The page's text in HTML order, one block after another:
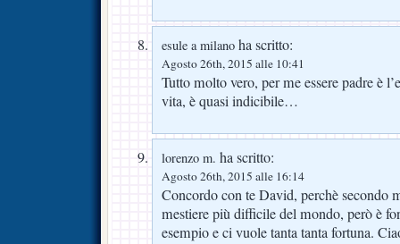
esule a milano ha scritto:
Agosto 26th, 2015 alle 10:41
Tutto molto vero, per me essere padre è
vita, è quasi indicibile…
lorenzo m. ha scritto:
Agosto 26th, 2015 alle 16:14
Concordo con te David, perchè secondo
mestiere più difficile del mondo, però è
esempio e ci vuole tanta tanta fortuna.